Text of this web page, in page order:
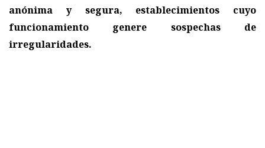
anónima y segura, establecimientos cuyo
funcionamiento genere sospechas de
irregularidades.